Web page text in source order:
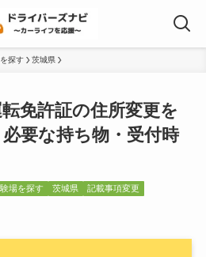
探す 茨城県
免許証の住所変更を
要な持ち物・受付時
場を探す 茨城県 記載事項変更